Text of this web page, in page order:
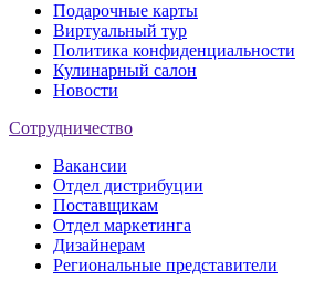
Подарочные карты
Виртуальный тур
Политика конфиденциальности
Кулинарный салон
Новости
Сотрудничество
Вакансии
Отдел дистрибуции
Поставщикам
Отдел маркетинга
Дизайнерам
Региональные представители